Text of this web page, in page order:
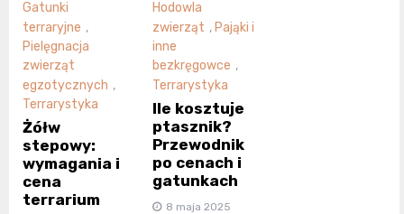
Gatunki
terraryjne ,
Pielęgnacja
zwierząt
egzotycznych ,
Terrarystyka
Żółw
stepowy:
wymagania i
cena
terrarium
Hodowla
zwierząt , Pająki i
inne
bezkręgowce ,
Terrarystyka
Ile kosztuje
ptasznik?
Przewodnik
po cenach i
gatunkach
8 maja 2025